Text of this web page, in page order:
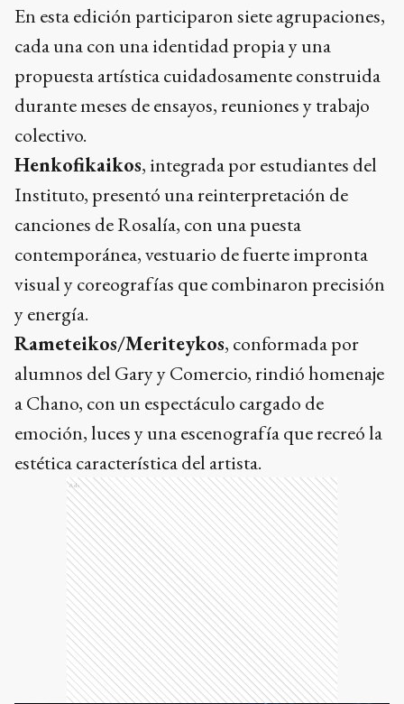
En esta edición participaron siete agrupaciones,
cada una con una identidad propia y una
propuesta artística cuidadosamente construida
durante meses de ensayos, reuniones y trabajo
colectivo.
Henkofikaikos, integrada por estudiantes del
Instituto, presentó una reinterpretación de
canciones de Rosalía, con una puesta
contemporánea, vestuario de fuerte impronta
visual y coreografías que combinaron precisión
y energía.
Rameteikos/Meriteykos, conformada por
alumnos del Gary y Comercio, rindió homenaje
a Chano, con un espectáculo cargado de
emoción, luces y una escenografía que recreó la
estética característica del artista.
Ads